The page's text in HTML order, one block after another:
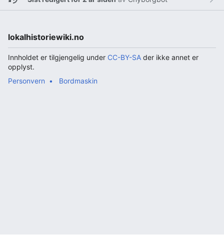
lokalhistoriewiki.no
Innholdet er tilgjengelig under CC-BY-SA der ikke annet er
opplyst.
Personvern
Bordmaskin